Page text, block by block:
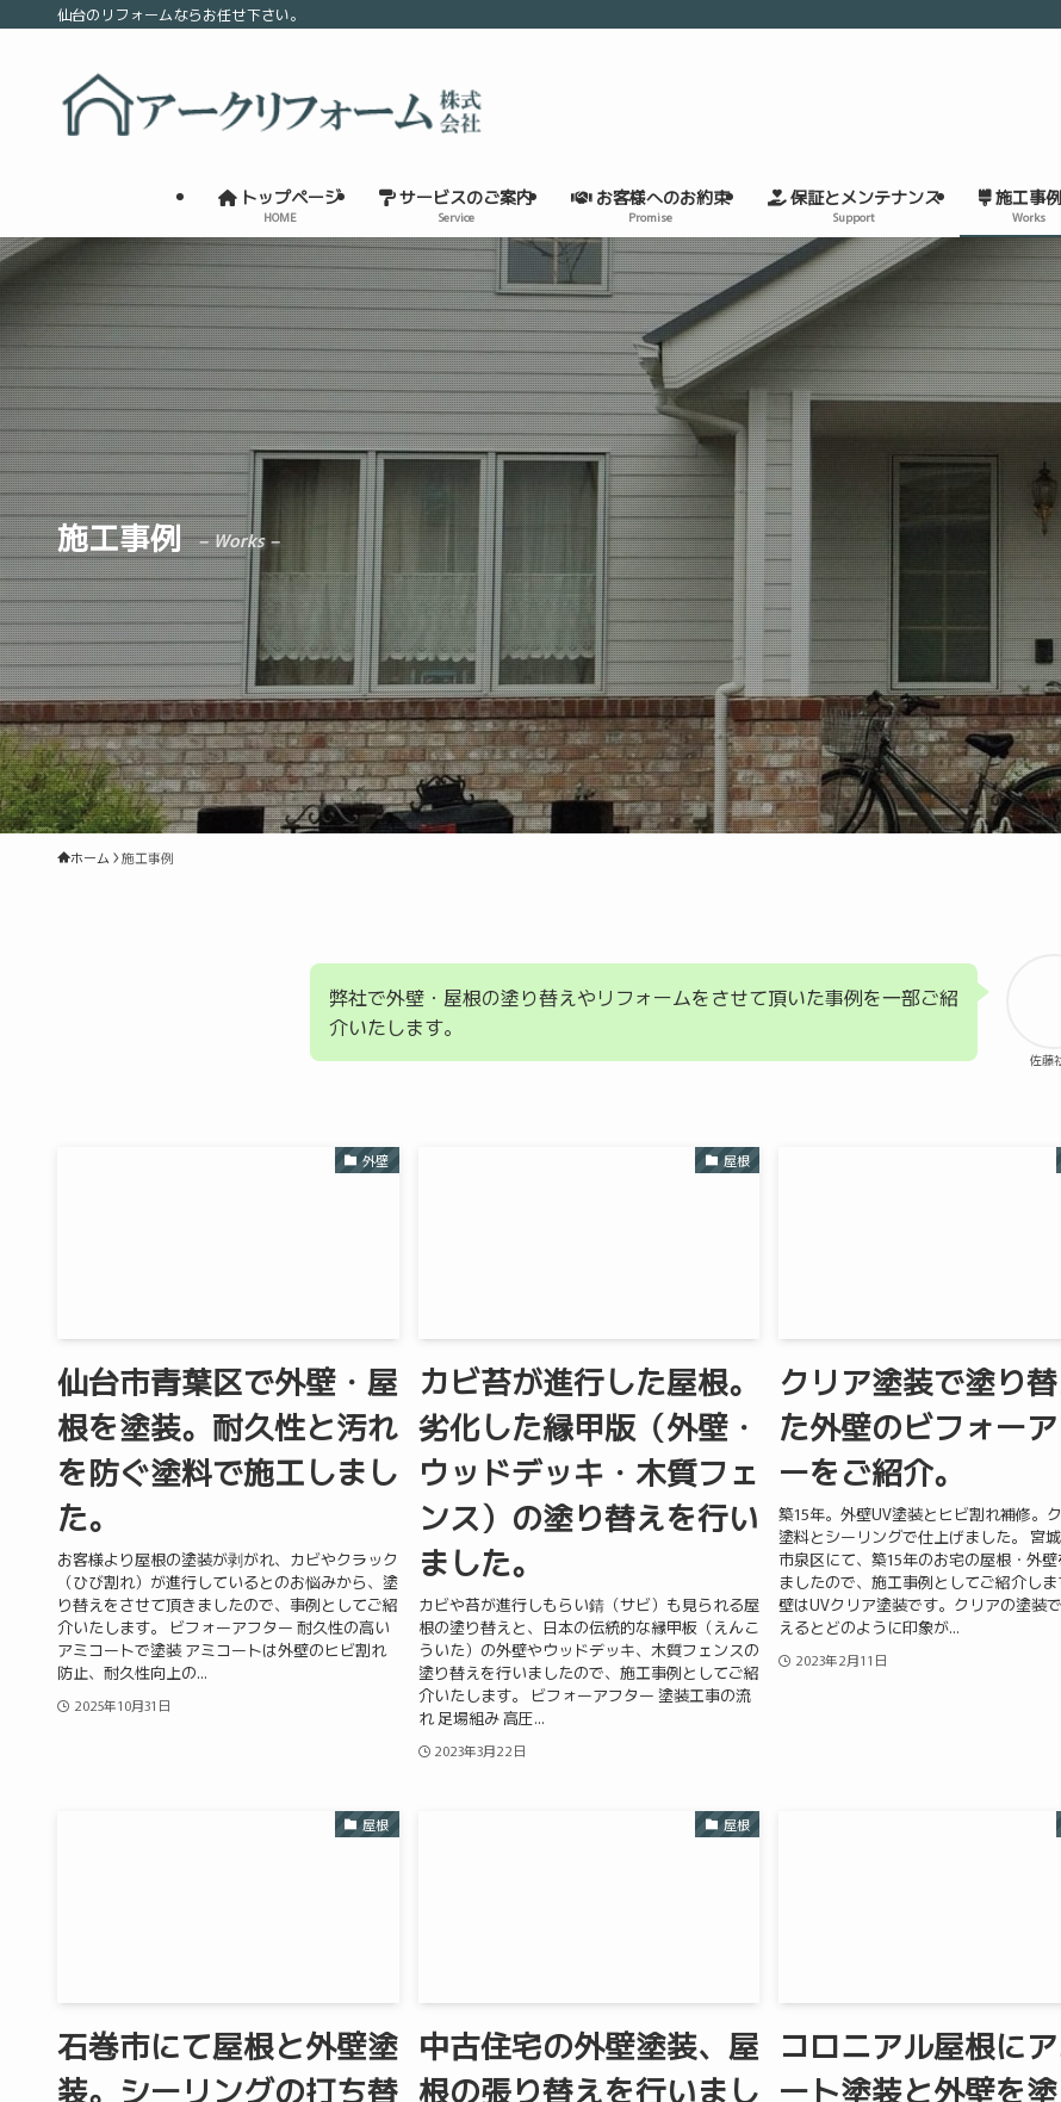
仙台のリフォームならお任せ下さい。
トップページ
HOME
サービスのご案内
Service
お客様へのお約束
Promise
保証とメンテナンス
Support
施工事
Works
施工事例 – Works –
ホーム 施工事例
佐藤
弊社で外壁・屋根の塗り替えやリフォームをさせて頂いた事例を一部ご紹
介いたします。
外壁
仙台市青葉区で外壁・屋
根を塗装。耐久性と汚れ
を防ぐ塗料で施工しまし
た。
お客様より屋根の塗装が剥がれ、カビやクラック
（ひび割れ）が進行しているとのお悩みから、塗
り替えをさせて頂きましたので、事例としてご紹
介いたします。 ビフォーアフター 耐久性の高い
アミコートで塗装 アミコートは外壁のヒビ割れ
防止、耐久性向上の...
2025年10月31日
屋根
カビ苔が進行した屋根。
劣化した縁甲版（外壁・
ウッドデッキ・木質フェ
ンス）の塗り替えを行い
ました。
カビや苔が進行しもらい錆（サビ）も見られる屋
根の塗り替えと、日本の伝統的な縁甲板（えんこ
ういた）の外壁やウッドデッキ、木質フェンスの
塗り替えを行いましたので、施工事例としてご紹
介いたします。 ビフォーアフター 塗装工事の流
れ 足場組み 高圧...
2023年3月22日
クリア塗装で塗り
た外壁のビフォー
ーをご紹介。
築15年。外壁UV塗装とヒビ割れ補修。
塗料とシーリングで仕上げました。 宮
市泉区にて、築15年のお宅の屋根・外
ましたので、施工事例としてご紹介し
壁はUVクリア塗装です。クリアの塗装
えるとどのように印象が...
2023年2月11日
屋根
石巻市にて屋根と外壁塗
装。シーリングの打ち替
屋根
中古住宅の外壁塗装、屋
根の張り替えを行いまし
コロニアル屋根に
ート塗装と外壁を